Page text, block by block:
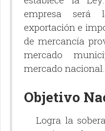
empresa será
exportación e
de mercancía
mercado
mercado nacional.
Objetivo
Logra la